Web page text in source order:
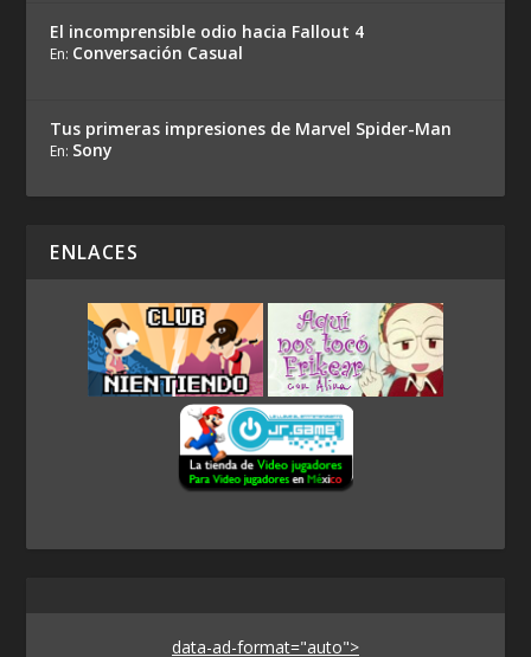
El incomprensible odio hacia Fallout 4
En: Conversación Casual
Tus primeras impresiones de Marvel Spider-Man
En: Sony
ENLACES
data-ad-format="auto">